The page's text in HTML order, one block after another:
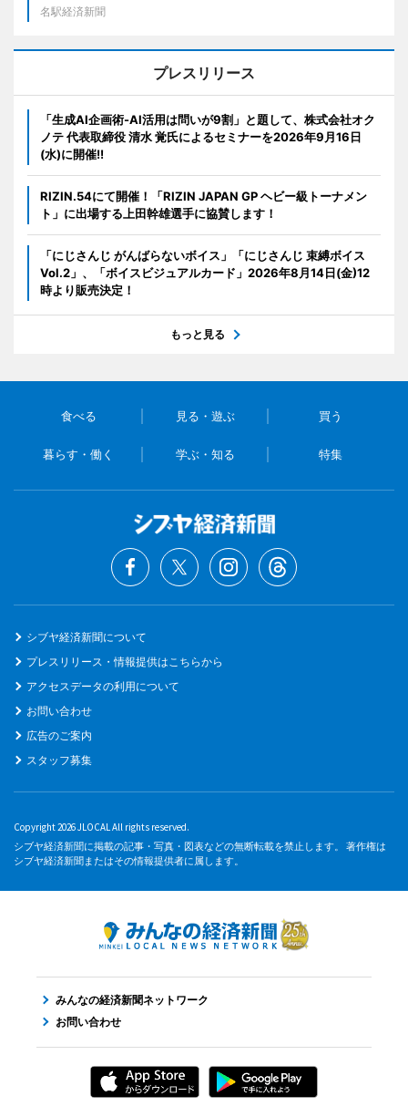
名駅経済新聞
プレスリリース
「生成AI企画術-AI活用は問いが9割」と題して、株式会社オク
ノテ 代表取締役 清水 覚氏によるセミナーを2026年9月16日
(水)に開催!!
RIZIN.54にて開催！「RIZIN JAPAN GP ヘビー級トーナメン
ト」に出場する上田幹雄選手に協賛します！
「にじさんじ がんばらないボイス」「にじさんじ 束縛ボイス
Vol.2」、「ボイスビジュアルカード」2026年8月14日(金)12
時より販売決定！
もっと見る
食べる 見る・遊ぶ 買う
暮らす・働く 学ぶ・知る 特集
シブヤ経済新聞について
プレスリリース・情報提供はこちらから
アクセスデータの利用について
お問い合わせ
広告のご案内
スタッフ募集
Copyright 2026 JLOCAL All rights reserved.
シブヤ経済新聞に掲載の記事・写真・図表などの無断転載を禁止します。 著作権は
シブヤ経済新聞またはその情報提供者に属します。
みんなの経済新聞ネットワーク
お問い合わせ